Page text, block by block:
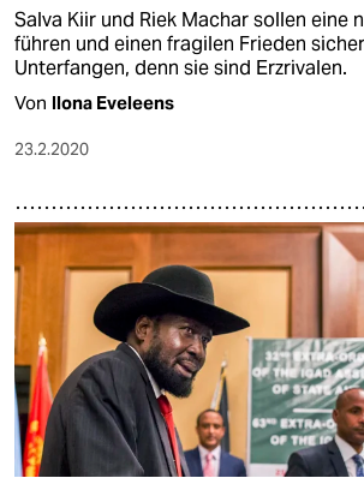
Salva Kiir und Riek Machar sollen eine
führen und einen fragilen Frieden
Unterfangen, denn sie sind Erzrivalen.
Von Ilona Eveleens
23.2.2020